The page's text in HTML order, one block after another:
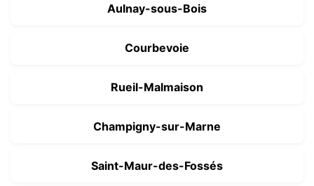
Aulnay-sous-Bois
Courbevoie
Rueil-Malmaison
Champigny-sur-Marne
Saint-Maur-des-Fossés